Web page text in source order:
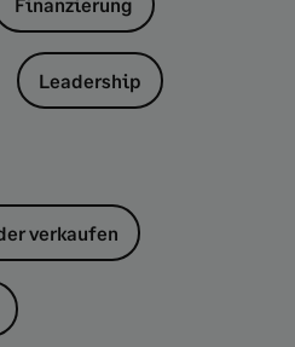
Leadership
verkaufen